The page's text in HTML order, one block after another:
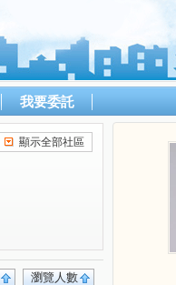
我要委託
顯示全部社區
瀏覽人數